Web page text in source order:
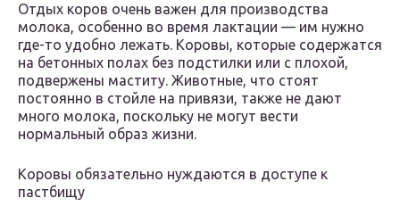
Отдых коров очень важен для производства
молока, особенно во время лактации — им нужно
где-то удобно лежать. Коровы, которые содержатся
на бетонных полах без подстилки или с плохой,
подвержены маститу. Животные, что стоят
постоянно в стойле на привязи, также не дают
много молока, поскольку не могут вести
нормальный образ жизни.
Коровы обязательно нуждаются в доступе к
пастбищу